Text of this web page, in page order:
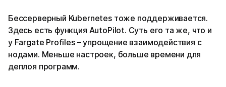
Бессерверный Kubernetes тоже поддерживается.
Здесь есть функция AutoPilot. Суть его та же, что и
у Fargate Profiles – упрощение взаимодействия с
нодами. Меньше настроек, больше времени для
деплоя программ.